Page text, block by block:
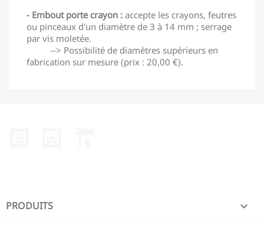
- Embout porte crayon : accepte les crayons, feutres
ou pinceaux d'un diamètre de 3 à 14 mm ; serrage
par vis moletée.
--> Possibilité de diamètres supérieurs en
fabrication sur mesure (prix : 20,00 €).
PRODUITS 